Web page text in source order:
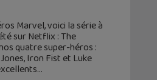
Marvel, voici la série à
sur Netflix : The
quatre super-héros :
Iron Fist et Luke